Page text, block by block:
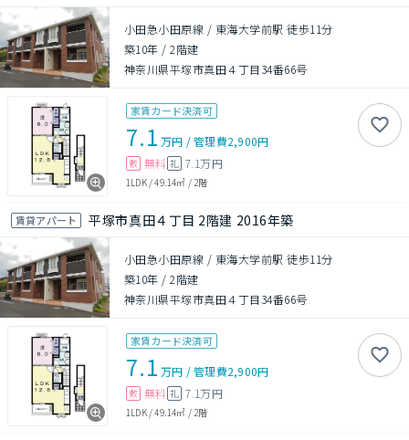
小田急小田原線 / 東海大学前駅 徒歩11分
築10年 /2階建
神奈川県平塚市真田４丁目34番66号
家賃カード決済可
7.1 万円 /管理費2,900円
敷 無料 礼 7.1万円
1LDK/49.14㎡ /2階
賃貸アパート 平塚市真田４丁目 2階建 2016年築
小田急小田原線 / 東海大学前駅 徒歩11分
築10年 /2階建
神奈川県平塚市真田４丁目34番66号
家賃カード決済可
7.1 万円 /管理費2,900円
敷 無料 礼 7.1万円
1LDK/49.14㎡ /2階